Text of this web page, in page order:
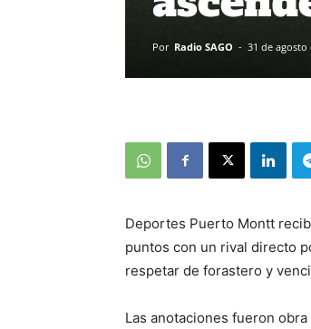
Por Radio SAGO - 31 de agosto
Deportes Puerto Montt
puntos con un rival directo
respetar de forastero y
Las anotaciones fueron